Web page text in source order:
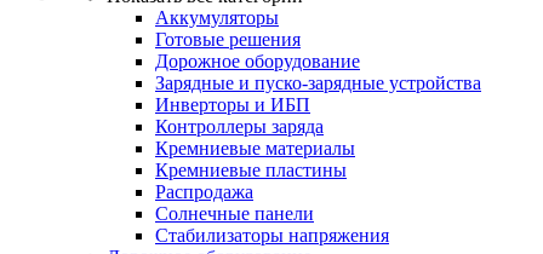
Аккумуляторы
Готовые решения
Дорожное оборудование
Зарядные и пуско-зарядные устройства
Инверторы и ИБП
Контроллеры заряда
Кремниевые материалы
Кремниевые пластины
Распродажа
Солнечные панели
Стабилизаторы напряжения